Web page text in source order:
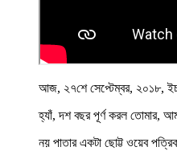
আজ, ২৭শে সেপ্টেম্বর, ২০১৮,
হ্যাঁ, দশ বছর পূর্ণ করল তোমার,
নয় পাতার একটা ছোট্ট ওয়েব